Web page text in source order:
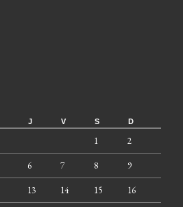
J V S D
1 2
6 7 8 9
13 14 15 16